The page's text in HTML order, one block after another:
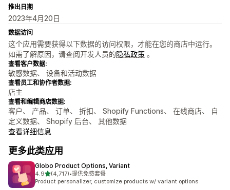
推出日期
2023年4月20日
数据访问
这个应用需要获得以下数据的访问权限，才能在您的商店中运行。
如需了解原因，请查阅开发人员的隐私政策 。
查看客户数据:
敏感数据、 设备和活动数据
查看员工和协作者数据:
店主
查看和编辑商店数据:
客户、 产品、 订单、 折扣、 Shopify Functions、 在线商店、 自
定义数据、 Shopify 后台、 其他数据
查看详细信息
更多此类应用
Globo Product Options, Variant
4.9星（满分 5 星）
(4,717)
总共 4717 条评论
•提供免费套餐
Product personalizer, customize products w/ variant options